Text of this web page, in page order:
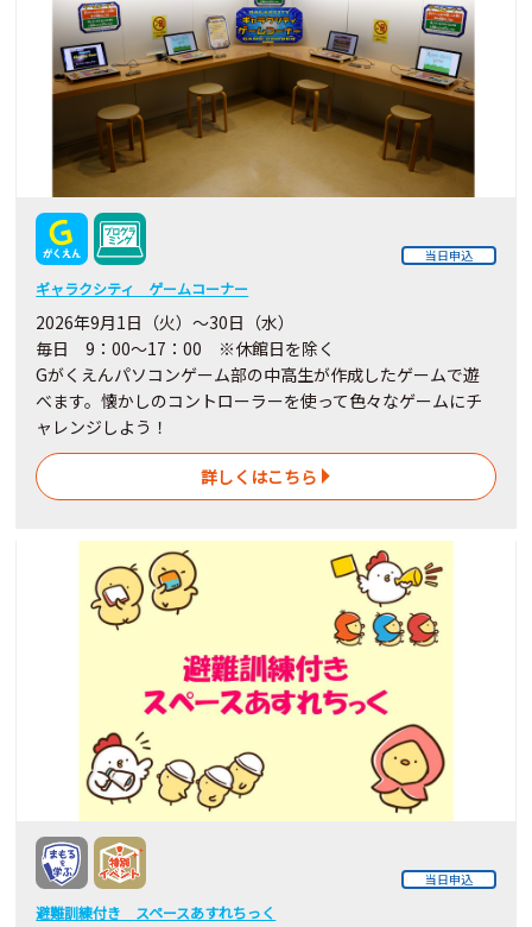
当日申込
ギャラクシティ ゲームコーナー
2026年9月1日（火）～30日（水）
毎日 9：00～17：00 ※休館日を除く
Gがくえんパソコンゲーム部の中高生が作成したゲームで遊
べます。懐かしのコントローラーを使って色々なゲームにチ
ャレンジしよう！
詳しくはこちら
当日申込
避難訓練付き スペースあすれちっく